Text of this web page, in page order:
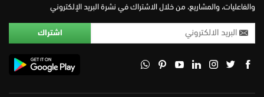
والفاعليات، والمشاريع، من خلال الاشتراك في نشرة البريد الإلكتروني